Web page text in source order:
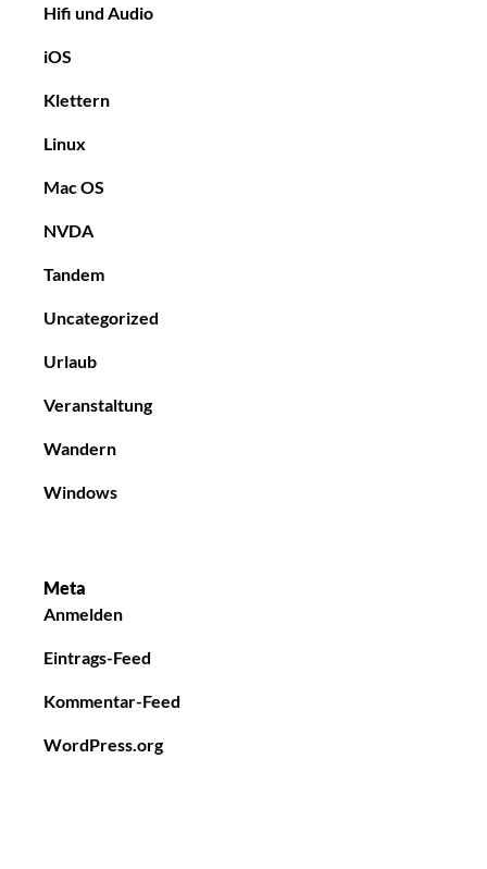
Hifi und Audio
iOS
Klettern
Linux
Mac OS
NVDA
Tandem
Uncategorized
Urlaub
Veranstaltung
Wandern
Windows
Meta
Anmelden
Eintrags-Feed
Kommentar-Feed
WordPress.org